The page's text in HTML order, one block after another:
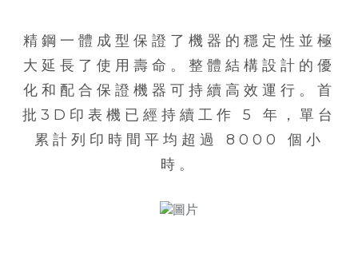
精鋼一體成型保證了機器的穩定性並極
大延長了使用壽命。整體結構設計的優
化和配合保證機器可持續高效運行。首
批3D印表機已經持續工作 5 年，單台
累計列印時間平均超過 8000 個小
時。